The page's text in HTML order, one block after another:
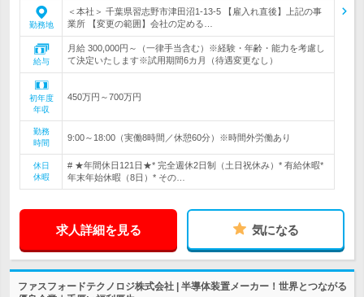
勤務地
＜本社＞ 千葉県習志野市津田沼1-13-5 【雇入れ直後】上記の事
業所 【変更の範囲】会社の定める…
給与
月給 300,000円～（一律手当含む）※経験・年齢・能力を考慮し
て決定いたします※試用期間6カ月（待遇変更なし）
初年度
年収
450万円～700万円
勤務
時間
9:00～18:00（実働8時間／休憩60分）※時間外労働あり
休日
休暇
# ★年間休日121日★* 完全週休2日制（土日祝休み）* 有給休暇*
年末年始休暇（8日）* その…
求人詳細を見る 気になる
ファスフォードテクノロジ株式会社 | 半導体装置メーカー！世界とつながる